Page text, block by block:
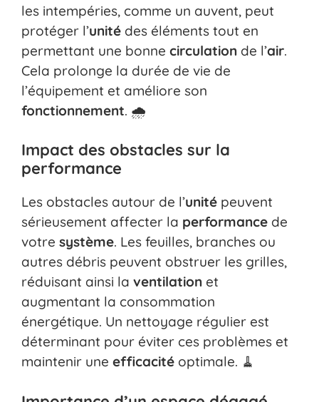
les intempéries, comme un auvent, peut
protéger l’unité des éléments tout en
permettant une bonne circulation de l’air.
Cela prolonge la durée de vie de
l’équipement et améliore son
fonctionnement. 🌧️
Impact des obstacles sur la
performance
Les obstacles autour de l’unité peuvent
sérieusement affecter la performance de
votre système. Les feuilles, branches ou
autres débris peuvent obstruer les grilles,
réduisant ainsi la ventilation et
augmentant la consommation
énergétique. Un nettoyage régulier est
déterminant pour éviter ces problèmes et
maintenir une efficacité optimale. 🧹